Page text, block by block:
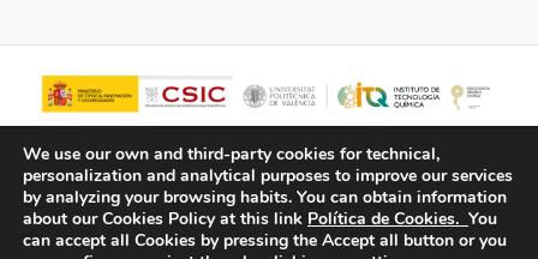
We use our own and third-party cookies for technical,
personalization and analytical purposes to improve our services
by analyzing your browsing habits. You can obtain information
about our Cookies Policy at this link Política de Cookies. You
can accept all Cookies by pressing the Accept all button or you